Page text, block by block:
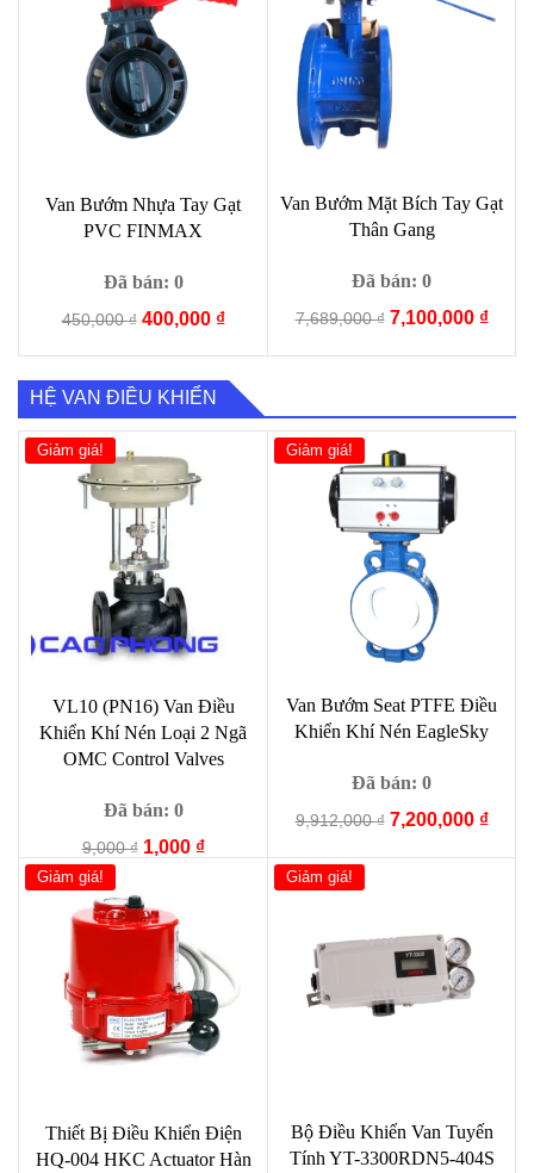
Van Bướm Nhựa Tay Gạt
PVC FINMAX
Đã bán: 0
450,000₫ Giá
450,000 ₫.
400,000 ₫Giá
là:
400,000 ₫.
Van Bướm Mặt Bích Tay Gạt
Thân Gang
Đã bán: 0
7,689,000₫ Giá
7,100,000 ₫Giá
HỆ VAN ĐIỀU KHIỂN
Giảm giá!
VL10 (PN16) Van Điều
Khiển Khí Nén Loại 2 Ngã
OMC Control Valves
Đã bán: 0
9,000₫ Giá
là:
9,000 ₫.
1,000 ₫Giá
Giảm giá!
Van Bướm Seat PTFE Điều
Khiển Khí Nén EagleSky
Đã bán: 0
9,912,000₫ Giá
7,200,000 ₫Giá
Giảm giá!
Thiết Bị Điều Khiển Điện
HQ-004 HKC Actuator Hàn
Giảm giá!
Bộ Điều Khiển Van Tuyến
Tính YT-3300RDN5-404S